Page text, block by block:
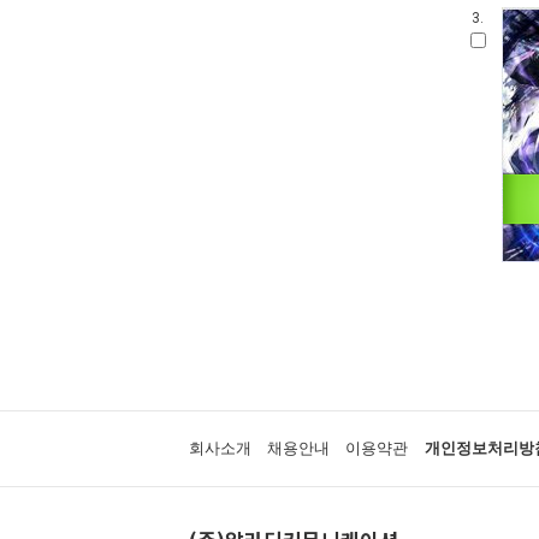
3.
회사소개 채용안내 이용약관 개인정보처리방